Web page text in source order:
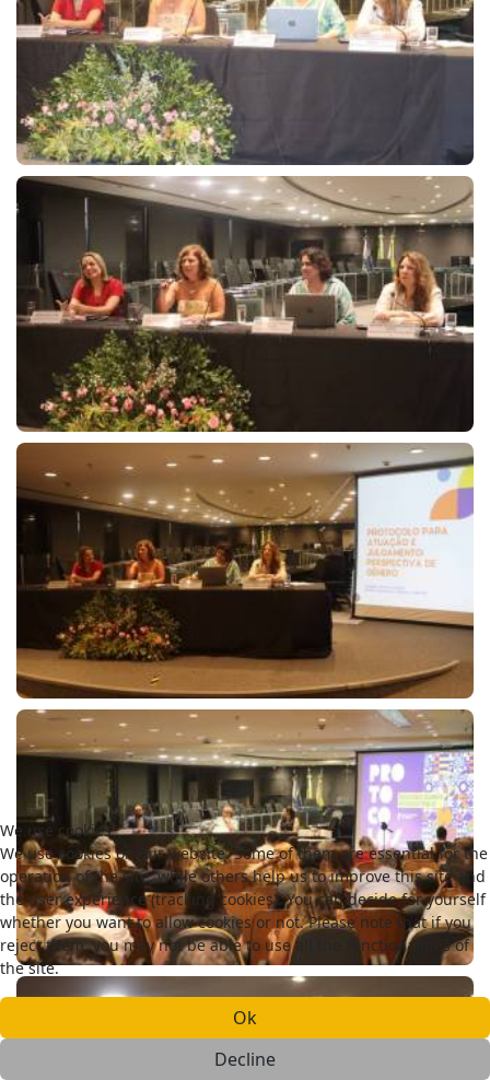
We use cookies
We use cookies on our website. Some of them are essential for the
operation of the site, while others help us to improve this site and
the user experience (tracking cookies). You can decide for yourself
whether you want to allow cookies or not. Please note that if you
reject them, you may not be able to use all the functionalities of
the site.
Ok
Decline